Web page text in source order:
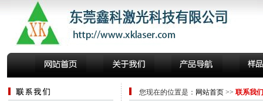
您现在的位置是： 网站首页>> 联系我们